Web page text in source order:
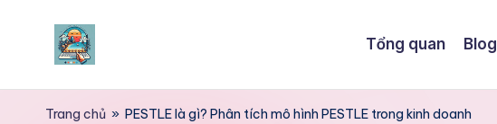
Tổng quan Blog
Trang chủ » PESTLE là gì? Phân tích mô hình PESTLE trong kinh doanh